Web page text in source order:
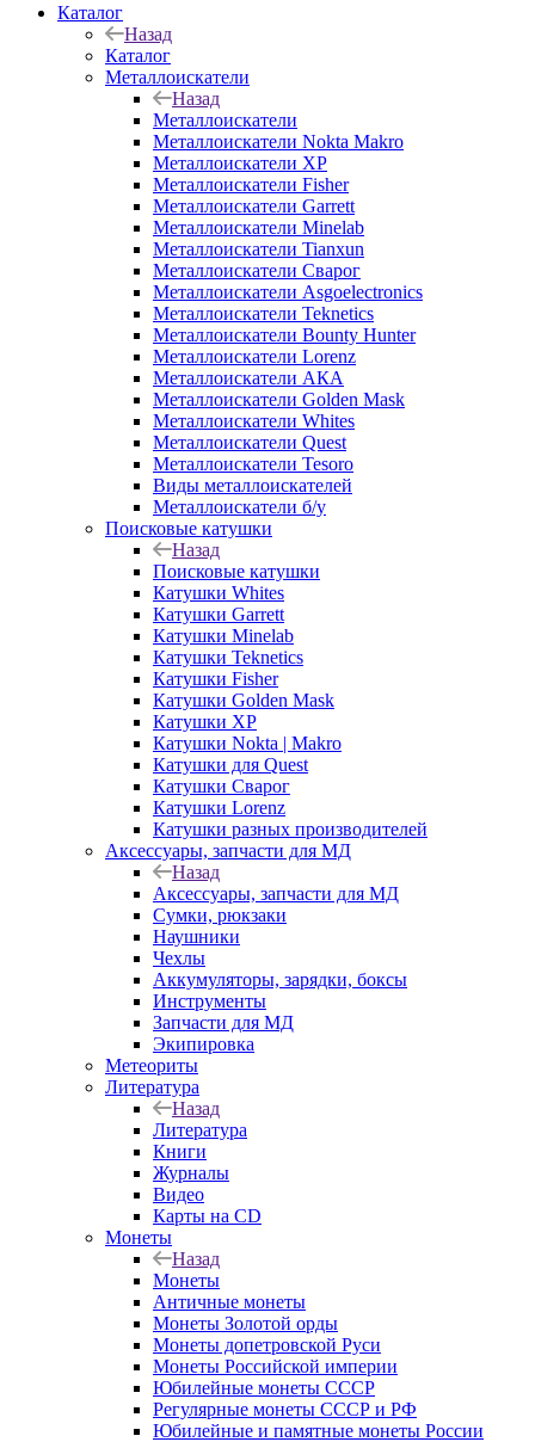
Каталог
Назад
Каталог
Металлоискатели
Назад
Металлоискатели
Металлоискатели Nokta Makro
Металлоискатели XP
Металлоискатели Fisher
Металлоискатели Garrett
Металлоискатели Minelab
Металлоискатели Tianxun
Металлоискатели Сварог
Металлоискатели Asgoelectronics
Металлоискатели Teknetics
Металлоискатели Bounty Hunter
Металлоискатели Lorenz
Металлоискатели АКА
Металлоискатели Golden Mask
Металлоискатели Whites
Металлоискатели Quest
Металлоискатели Tesoro
Виды металлоискателей
Металлоискатели б/у
Поисковые катушки
Назад
Поисковые катушки
Катушки Whites
Катушки Garrett
Катушки Minelab
Катушки Teknetics
Катушки Fisher
Катушки Golden Mask
Катушки XP
Катушки Nokta | Makro
Катушки для Quest
Катушки Сварог
Катушки Lorenz
Катушки разных производителей
Аксессуары, запчасти для МД
Назад
Аксессуары, запчасти для МД
Сумки, рюкзаки
Наушники
Чехлы
Аккумуляторы, зарядки, боксы
Инструменты
Запчасти для МД
Экипировка
Метеориты
Литература
Назад
Литература
Книги
Журналы
Видео
Карты на CD
Монеты
Назад
Монеты
Античные монеты
Монеты Золотой орды
Монеты допетровской Руси
Монеты Российской империи
Юбилейные монеты СССР
Регулярные монеты СССР и РФ
Юбилейные и памятные монеты России